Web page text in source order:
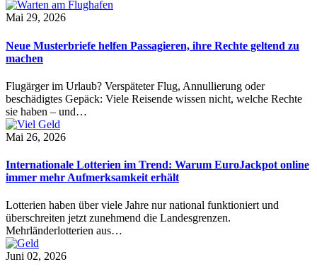
Mai 29, 2026
Neue Musterbriefe helfen Passagieren, ihre Rechte geltend zu
machen
Flugärger im Urlaub? Verspäteter Flug, Annullierung oder
beschädigtes Gepäck: Viele Reisende wissen nicht, welche Rechte
sie haben – und…
Mai 26, 2026
Internationale Lotterien im Trend: Warum EuroJackpot online
immer mehr Aufmerksamkeit erhält
Lotterien haben über viele Jahre nur national funktioniert und
überschreiten jetzt zunehmend die Landesgrenzen.
Mehrländerlotterien aus…
Juni 02, 2026